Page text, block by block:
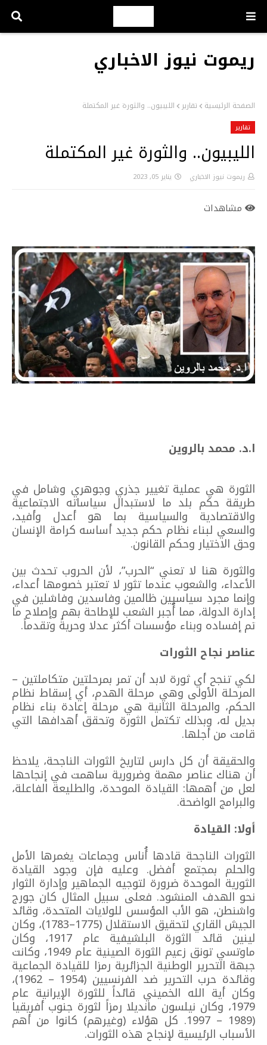
ريموت نيوز الاخباري
الصفحة الرئيسية تقارير الليبيون.. والثورة غير المكتملة
تقارير
الليبيون.. والثورة غير المكتملة
ريموت نيوز الاخباري يناير 05, 2023
مشاهدات
ا.د. محمد بالروين
الثورة هي عملية تغيير جذري وجوهري وشامل في
طريقة حكم بلد ما لاستبدال سياساته الاجتماعية
والاقتصادية والسياسية بما هو أعدل وأفيد،
والسعي لبناء نظام حكم جديد أساسه كرامة الإنسان
وحق الاختيار وحكم القانون.
والثورة هنا لا تعني “الحرب”، لأن الحروب تحدث بين
الأعداء، والشعوب عندما تثور لا تعتبر خصومها أعداء،
وإنما مجرد سياسيين ظالمين وفاسدين وفاشلين في
إدارة الدولة، مما أُجبر الشعب للإطاحة بهم وإصلاح ما
تم إفساده وبناء مؤسسات أكثر عدلا وحريةً وتقدماً.
عناصر نجاح الثورات
لكي تنجح أي ثورة لابد أن تمر بمرحلتين متكاملتين –
المرحلة الأولى وهي مرحلة الهدم، أي إسقاط نظام
الحكم، والمرحلة الثانية هي مرحلة إعادة بناء نظام
بديل له، وبذلك تكتمل الثورة وتحقق أهدافها التي
قامت من أجلها.
والحقيقة أن كل دارس لتاريخ الثورات الناجحة، يلاحظ
أن هناك عناصر مهمة وضرورية ساهمت في إنجاحها
لعل من أهمها: القيادة الموحدة، والطليعة الفاعلة،
والبرامج الواضحة.
أولا: القيادة
الثورات الناجحة قادها أُناس وجماعات يغمرها الأمل
والحلم بمجتمع أفضل. وعليه فإن وجود القيادة
الثورية الموحدة ضرورة لتوجيه الجماهير وإدارة الثوار
نحو الهدف المنشود. فعلى سبيل المثال كان جورج
واشنطن، هو الأب المؤسس للولايات المتحدة، وقائد
الجيش القاري لتحقيق الاستقلال (1775–1783)، وكان
لينين قائد الثورة البلشيفية عام 1917، وكان
ماوتسي تونق زعيم الثورة الصينية عام 1949، وكانت
جبهة التحرير الوطنية الجزائرية رمزا للقيادة الجماعية
وقائدة حرب التحرير ضد الفرنسيين (1954 – 1962)،
وكان أية الله الخميني قائداً للثورة الإيرانية عام
1979، وكان نيلسون مانديلا رمزاً لثورة جنوب أفريقيا
(1989 – 1997. كل هؤلاء (وغيرهم) كانوا من أهم
الأسباب الرئيسية لإنجاح هذه الثورات.